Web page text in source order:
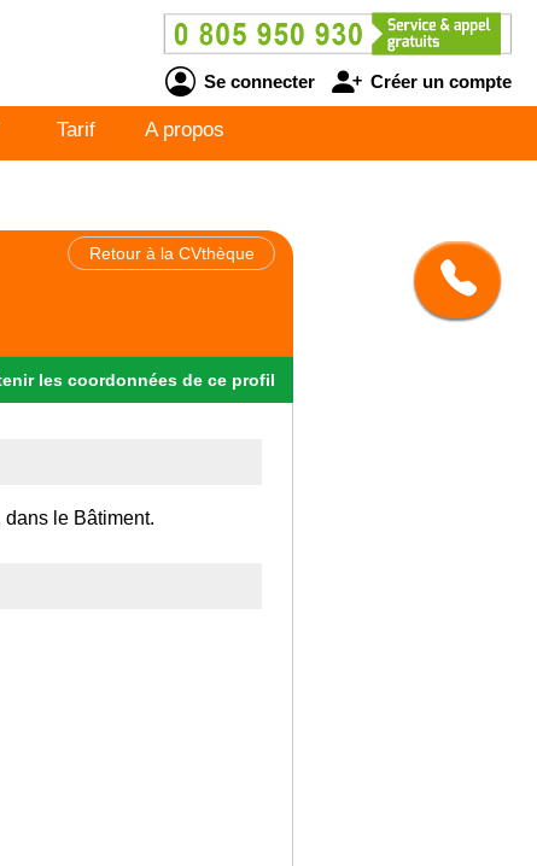
Se connecter Créer un compte
Tarif A propos
Retour à la CVthèque
les coordonnées de ce profil
le Bâtiment.